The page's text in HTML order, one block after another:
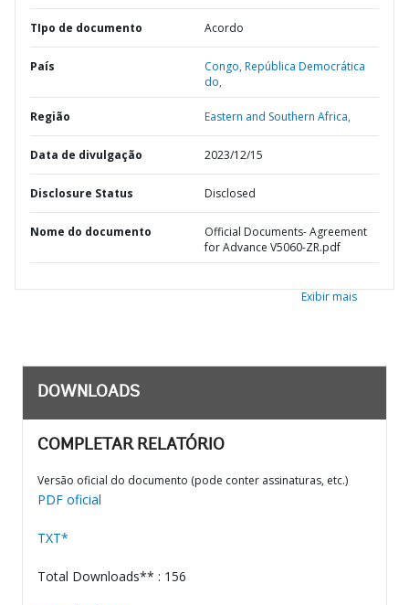
TIpo de documento Acordo
País Congo,República Democrática
do,
Região Eastern and Southern Africa,
Data de divulgação 2023/12/15
Disclosure Status Disclosed
Nome do documento
Official Documents- Agreement
for Advance V5060-ZR.pdf
Exibir mais
DOWNLOADS
COMPLETAR RELATÓRIO
Versão oficial do documento (pode conter assinaturas, etc.)
PDF oficial
TXT*
Total Downloads** : 156